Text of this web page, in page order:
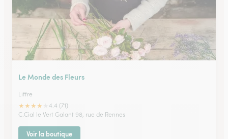
Le Monde des Fleurs
Liffre
★★★★
4.4 (71)
C.Cial le Vert Galant 98, rue de Rennes
Voir la boutique